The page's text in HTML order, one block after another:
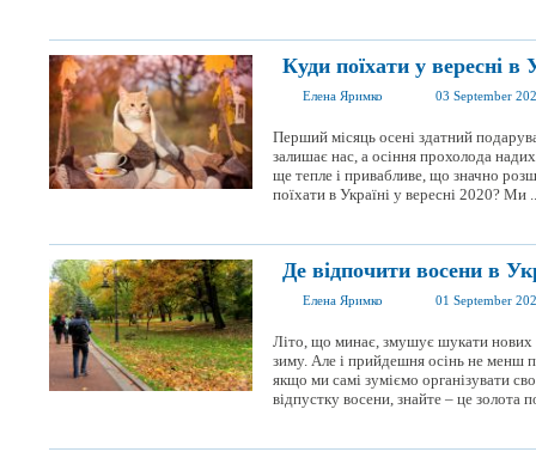
Куди поїхати у вересні в
Елена Яримко 03 September
Перший місяць осені здатний
залишає нас, а осіння прохолода
ще тепле і привабливе, що значно
поїхати в Україні у вересні 2020? Ми
Де відпочити восени в
Елена Яримко 01 September
Літо, що минає, змушує шукати нових
зиму. Але і прийдешня осінь не менш
якщо ми самі зуміємо організувати
відпустку восени, знайте – це золота